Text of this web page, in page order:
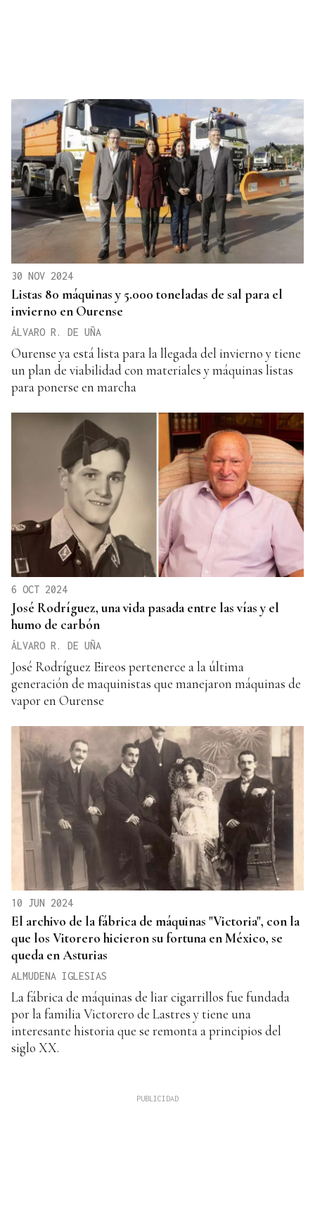
30 NOV 2024
Listas 80 máquinas y 5.000 toneladas de sal para el
invierno en Ourense
ÁLVARO R. DE UÑA
Ourense ya está lista para la llegada del invierno y tiene
un plan de viabilidad con materiales y máquinas listas
para ponerse en marcha
6 OCT 2024
José Rodríguez, una vida pasada entre las vías y el
humo de carbón
ÁLVARO R. DE UÑA
José Rodríguez Eireos pertenerce a la última
generación de maquinistas que manejaron máquinas de
vapor en Ourense
10 JUN 2024
El archivo de la fábrica de máquinas "Victoria", con la
que los Vitorero hicieron su fortuna en México, se
queda en Asturias
ALMUDENA IGLESIAS
La fábrica de máquinas de liar cigarrillos fue fundada
por la familia Victorero de Lastres y tiene una
interesante historia que se remonta a principios del
siglo XX.